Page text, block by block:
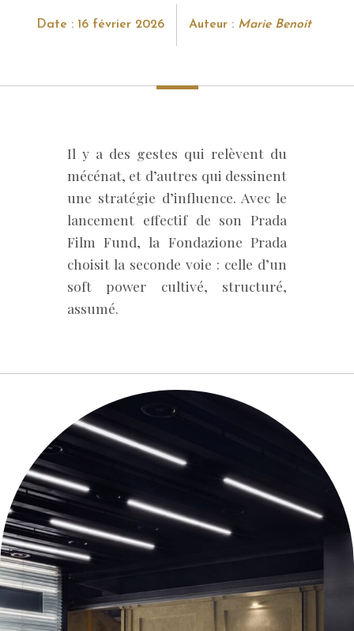
Date : 16 février 2026 Auteur : Marie Benoit
Il y a des gestes qui relèvent du
mécénat, et d’autres qui dessinent
une stratégie d’influence. Avec le
lancement effectif de son Prada
Film Fund, la Fondazione Prada
choisit la seconde voie : celle d’un
soft power cultivé, structuré,
assumé.